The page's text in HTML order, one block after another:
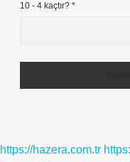
10 - 4 kaçtır? *
https://hazera.com.tr